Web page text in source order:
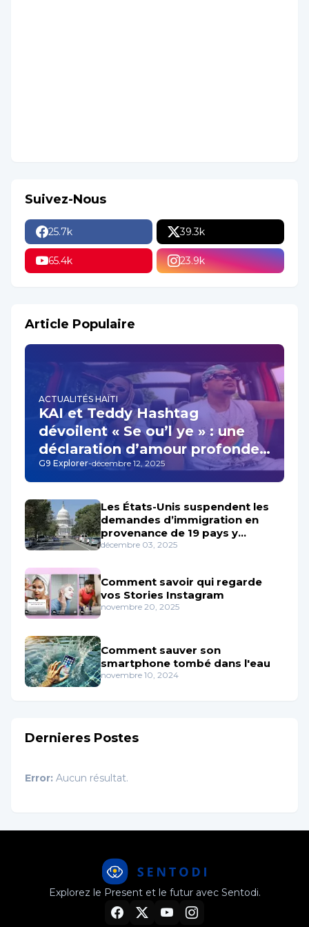
Suivez-Nous
25.7k 39.3k
65.4k 23.9k
Article Populaire
ACTUALITÉS HAÏTI
KAI et Teddy Hashtag
dévoilent « Se ou’l ye » : une
déclaration d’amour profonde
qui résonne au cœur de la
musique haïtienne
G9 Explorer-décembre 12, 2025
Les États-Unis suspendent les
demandes d’immigration en
provenance de 19 pays y
Compris Haïti
décembre 03, 2025
Comment savoir qui regarde
vos Stories Instagram
novembre 20, 2025
Comment sauver son
smartphone tombé dans l'eau
novembre 10, 2024
Dernieres Postes
Error: Aucun résultat.
Explorez le Present et le futur avec Sentodi.